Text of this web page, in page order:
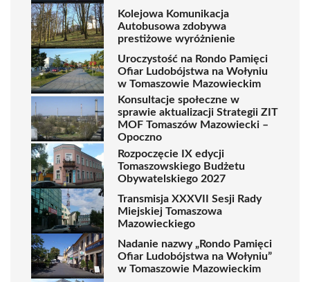
Kolejowa Komunikacja
Autobusowa zdobywa
prestiżowe wyróżnienie
Uroczystość na Rondo Pamięci
Ofiar Ludobójstwa na Wołyniu
w Tomaszowie Mazowieckim
Konsultacje społeczne w
sprawie aktualizacji Strategii ZIT
MOF Tomaszów Mazowiecki –
Opoczno
Rozpoczęcie IX edycji
Tomaszowskiego Budżetu
Obywatelskiego 2027
Transmisja XXXVII Sesji Rady
Miejskiej Tomaszowa
Mazowieckiego
Nadanie nazwy „Rondo Pamięci
Ofiar Ludobójstwa na Wołyniu”
w Tomaszowie Mazowieckim